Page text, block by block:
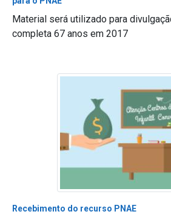
Material será utilizado para
completa 67 anos em 2017
Recebimento do recurso PNAE